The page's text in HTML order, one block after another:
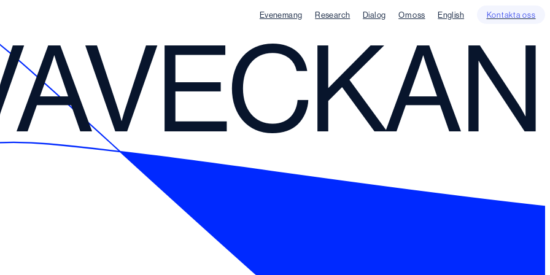
Evenemang Research Dialog Om oss English Kontakta oss